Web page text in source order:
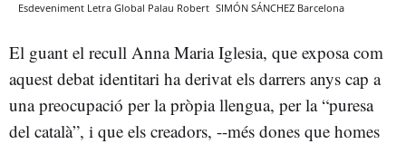
Esdeveniment Letra Global Palau Robert SIMÓN SÁNCHEZ Barcelona
El guant el recull Anna Maria Iglesia, que exposa com
aquest debat identitari ha derivat els darrers anys cap a
una preocupació per la pròpia llengua, per la “puresa
del català”, i que els creadors, --més dones que homes